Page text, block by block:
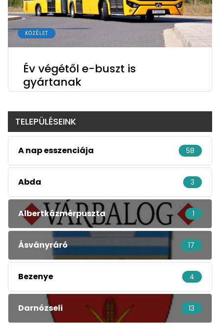
KÖZÉLET
Év végétől e-buszt is
gyártanak
TELEPÜLÉSEINK
A nap esszenciája 58
Abda 3
Albertkázmérpuszta 1
Ásványráró 17
Bezenye 4
Darnózseli 13